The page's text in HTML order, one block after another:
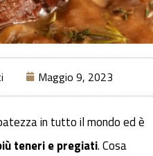
Maggio 9, 2023
in tutto il mondo ed è
teneri e pregiati. Cosa